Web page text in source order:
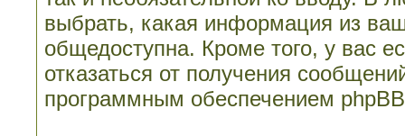
выбрать, какая информация из
общедоступна. Кроме того, у вас
отказаться от получения
программным обеспечением